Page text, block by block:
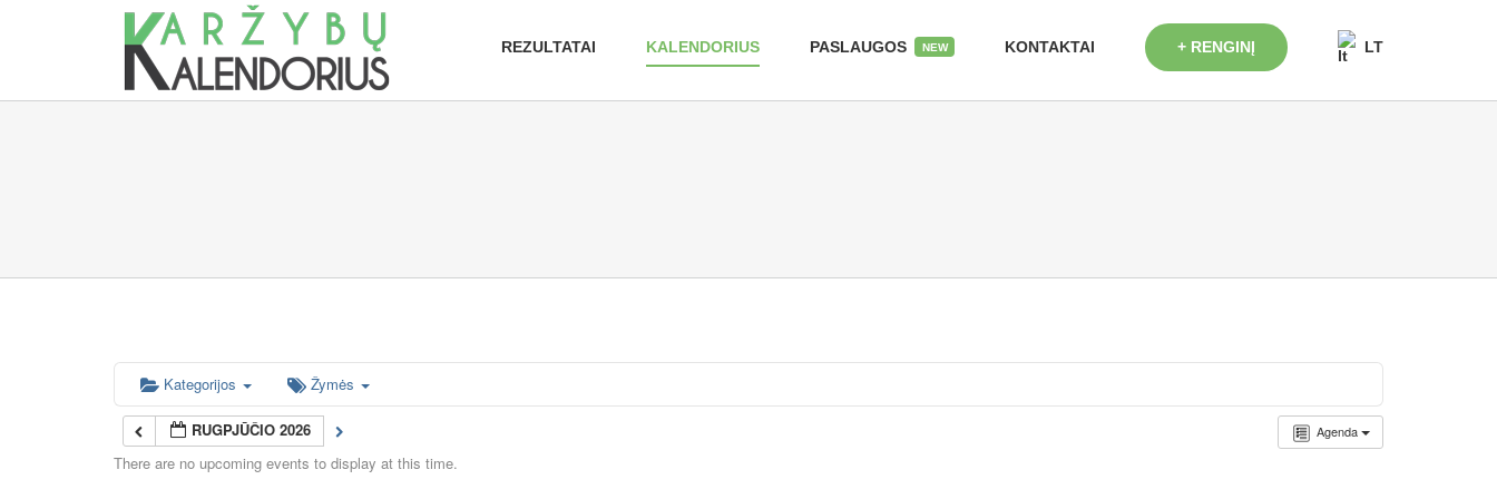
REZULTATAI KALENDORIUS PASLAUGOS NEW KONTAKTAI + RENGINĮ LT
Kategorijos Žymės
Agenda
RUGPJŪČIO 2026
There are no upcoming events to display at this time.